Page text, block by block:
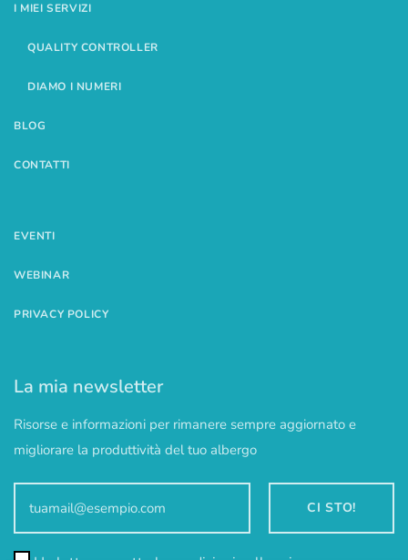
I MIEI SERVIZI
QUALITY CONTROLLER
DIAMO I NUMERI
BLOG
CONTATTI
EVENTI
WEBINAR
PRIVACY POLICY
La mia newsletter
Risorse e informazioni per rimanere sempre aggiornato e
migliorare la produttività del tuo albergo